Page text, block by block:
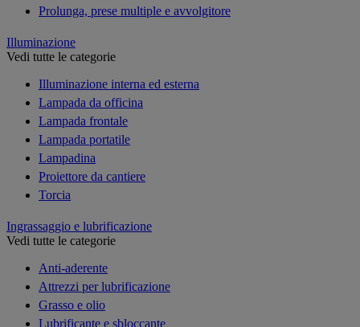
Prolunga, prese multiple e avvolgitore
Illuminazione
Vedi tutte le categorie
Illuminazione interna ed esterna
Lampada da officina
Lampada frontale
Lampada portatile
Lampadina
Proiettore da cantiere
Torcia
Ingrassaggio e lubrificazione
Vedi tutte le categorie
Anti-aderente
Attrezzi per lubrificazione
Grasso e olio
Lubrificante e sbloccante